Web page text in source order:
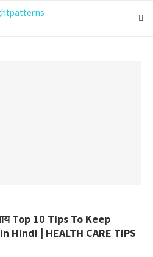
Top 10 Tips To Keep
| HEALTH CARE TIPS